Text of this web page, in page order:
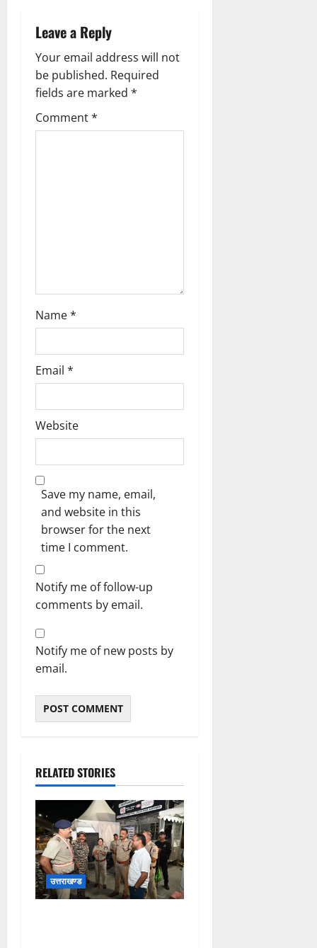
v
i
g
a
Leave a Reply
Your email address will not
be published. Required
fields are marked *
Comment*
Name*
Email *
Website
Save my name, email,
and website in this
browser for the next
time I comment.
Notify me of follow-up
comments by email.
Notify me of new posts by
email.
RELATED STORIES
उत्तराखण्ड